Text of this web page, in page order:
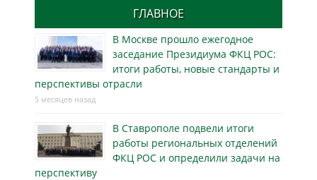
ГЛАВНОЕ
В Москве прошло ежегодное
заседание Президиума ФКЦ РОС:
итоги работы, новые стандарты и
перспективы отрасли
5 месяцев назад
В Ставрополе подвели итоги
работы региональных отделений
ФКЦ РОС и определили задачи на
перспективу